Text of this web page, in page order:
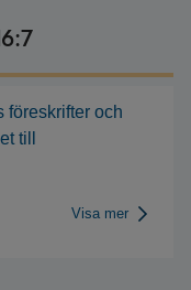
föreskrifter och
till
Visa mer